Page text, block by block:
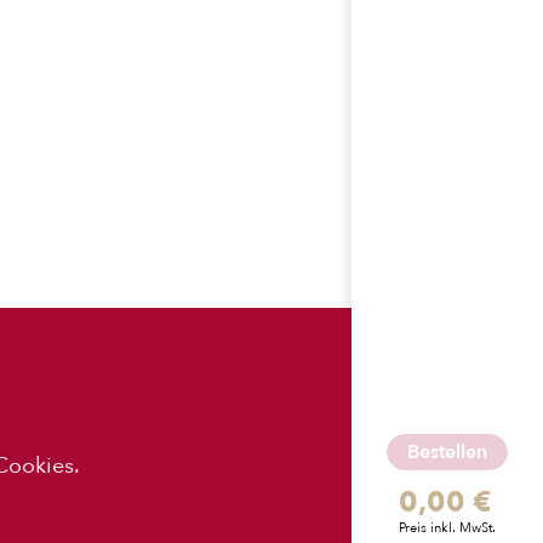
Bestellen
0,00 €
Preis inkl. MwSt.